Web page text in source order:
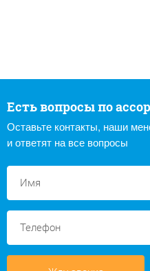
Есть вопросы по
Оставьте контакты, наши
и ответят на все вопросы